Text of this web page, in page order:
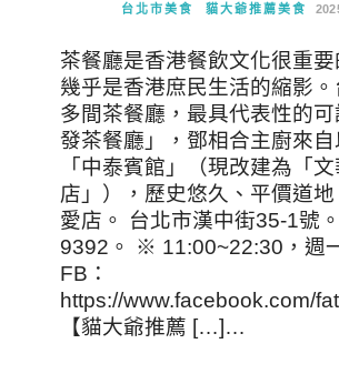
台北市美食 貓大爺推薦美食
茶餐廳是香港餐飲文化很重要
幾乎是香港庶民生活的縮影
多間茶餐廳，最具代表性的
發茶餐廳」，鄧相合主廚來自
「中泰賓館」（現改建為「
店」），歷史悠久、平價道
愛店。 台北市漢中街35-1號
9392。 ※ 11:00~22:30，週
FB：
https://www.facebook.com/
【貓大爺推薦 […]…